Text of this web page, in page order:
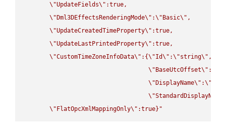
\"UpdateFields\" :true,
\" Dml3DEffectsRenderingMode\" :\" Basic\" ,
\"UpdateCreatedTimeProperty\" :true,
\"UpdateLastPrintedProperty\" :true,
\"CustomTimeZoneInfoData\" :{\"Id\" :\"string\" ,
\" BaseUtcOffset\" :
\" DisplayName\" :\"
\"StandardDisplayName
\" FlatOpcXmlMappingOnly\" :true}"